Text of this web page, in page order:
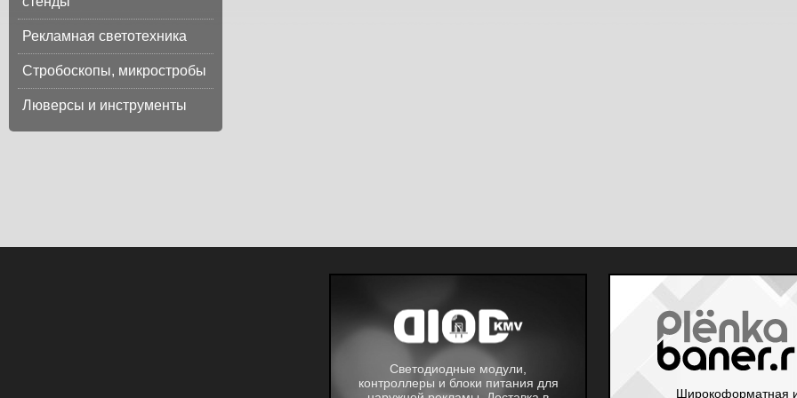
Рекламная светотехника
Стробоскопы, микростробы
Люверсы и инструменты
Светодиодные модули,
контроллеры и блоки питания для
Широкоформатная